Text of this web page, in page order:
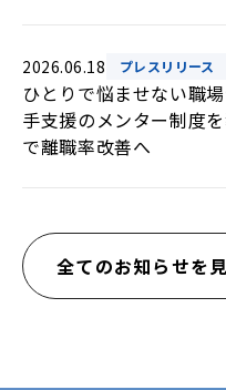
2026.06.18 プレスリリース
ひとりで悩ませない職
手支援のメンター制度
で離職率改善へ
全てのお知らせを